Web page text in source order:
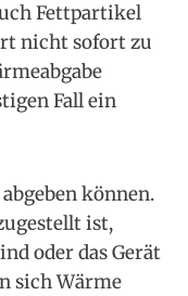
Fettpartikel
nicht sofort zu
Fall ein
können.
ist,
oder das Gerät
sich Wärme